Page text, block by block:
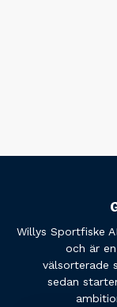
Willys Sportfiske
och är
välsorterade
sedan